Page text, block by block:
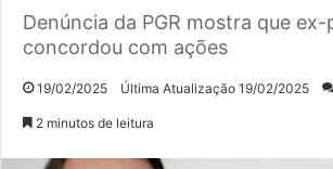
Denúncia da PGR mostra que
concordou com ações
19/02/2025 Última Atualização 19/02/2025
2 minutos de leitura